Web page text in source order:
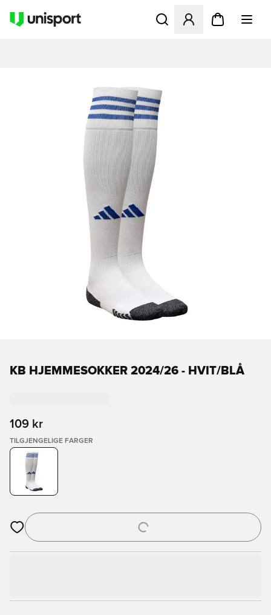
Åpner en Modal for å
KB HJEMMESOKKER 2024/26 - HVIT/BLÅ
109 kr
TILGJENGELIGE FARGER
Åpner en Modal for å logge inn eller registrere deg som